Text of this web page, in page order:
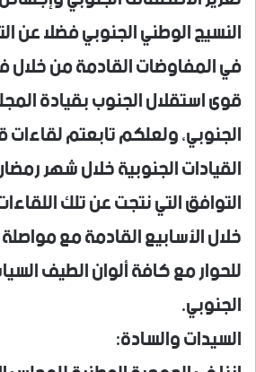
النسيج الوطني الجنوبي فضلا عن
في المفاوضات القادمة من
قوى استقلال الجنوب بقيادة
الجنوبي، ولعلكم تابعتم
القيادات الجنوبية خلال شهر
التوافق التي نتجت عن تلك
خلال الأسابيع القادمة مع
للحوار مع كافة ألوان الطيف
الجنوبي.
السيدات والسادة: